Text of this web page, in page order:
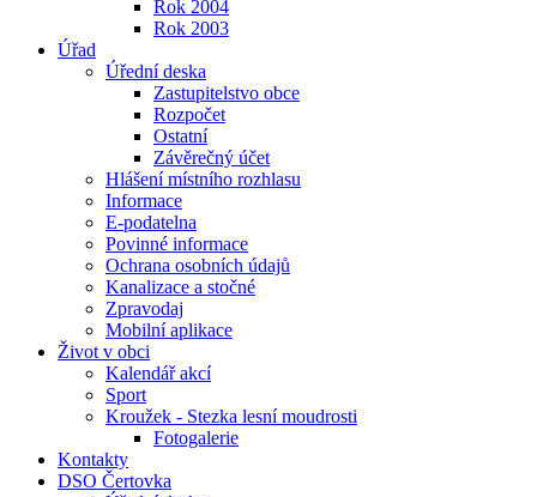
Rok 2004
Rok 2003
Úřad
Úřední deska
Zastupitelstvo obce
Rozpočet
Ostatní
Závěrečný účet
Hlášení místního rozhlasu
Informace
E-podatelna
Povinné informace
Ochrana osobních údajů
Kanalizace a stočné
Zpravodaj
Mobilní aplikace
Život v obci
Kalendář akcí
Sport
Kroužek - Stezka lesní moudrosti
Fotogalerie
Kontakty
DSO Čertovka